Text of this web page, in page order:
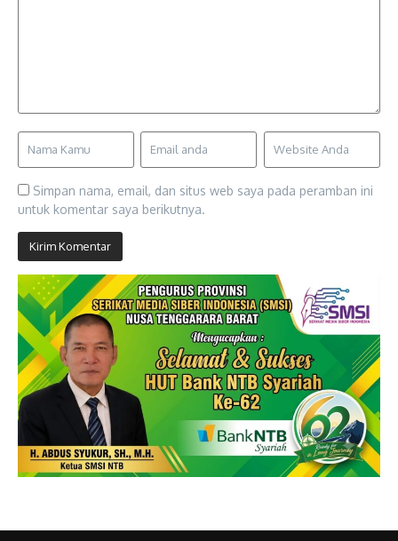
Simpan nama, email, dan situs web saya pada peramban ini
untuk komentar saya berikutnya.